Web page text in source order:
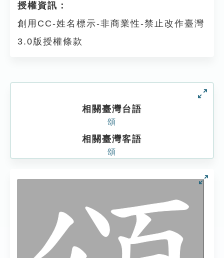
授權資訊：
創用CC-姓名標示-非商業性-禁止改作臺灣
3.0版授權條款
相關臺灣台語
頌
相關臺灣客語
頌